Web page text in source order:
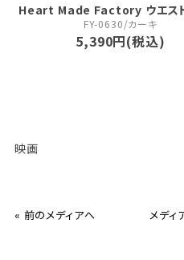
Heart Made Factory ウエス
FY-0630/カーキ
5,390円(税込)
映画
« 前のメディアへ メディ